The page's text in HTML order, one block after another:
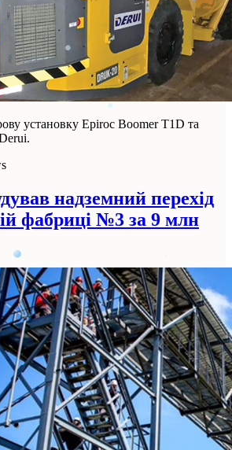
установку Epiroc Boomer T1D та
надземний перехід
фабриці №3 за 9 млн